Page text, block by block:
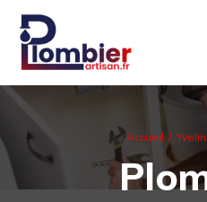
Accueil